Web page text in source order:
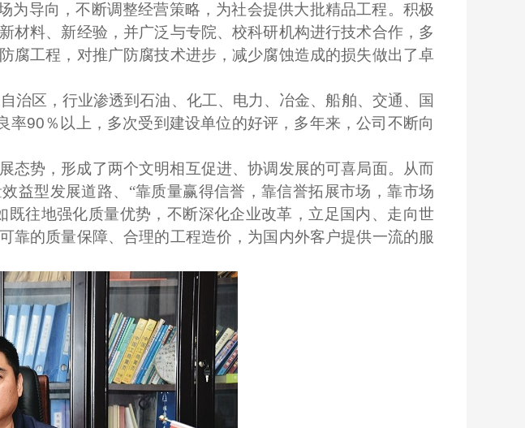
为导向，不断调整经营策略，为社会提供大批精品工程。积极
材料、新经验，并广泛与专院、校科研机构进行技术合作，多
腐工程，对推广防腐技术进步，减少腐蚀造成的损失做出了卓
治区，行业渗透到石油、化工、电力、冶金、船舶、交通、国
率90％以上，多次受到建设单位的好评，多年来，公司不断向
态势，形成了两个文明相互促进、协调发展的可喜局面。从而
益型发展道路、“靠质量赢得信誉，靠信誉拓展市场，靠市场
既往地强化质量优势，不断深化企业改革，立足国内、走向世
靠的质量保障、合理的工程造价，为国内外客户提供一流的服